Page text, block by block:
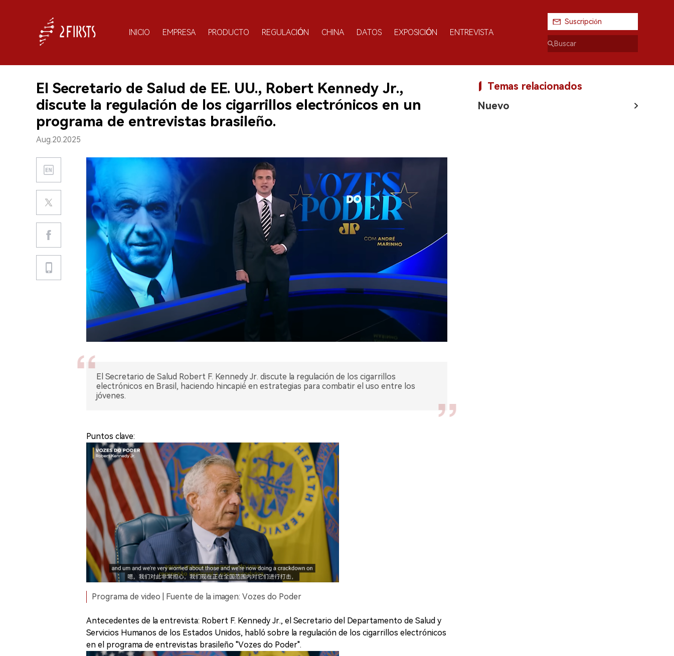
INICIO EMPRESA PRODUCTO REGULACIÓN CHINA DATOS EXPOSICIÓN ENTREVISTA
Suscripción
El Secretario de Salud de EE. UU., Robert Kennedy Jr.,
discute la regulación de los cigarrillos electrónicos en un
programa de entrevistas brasileño.
Aug.20.2025
El Secretario de Salud Robert F. Kennedy Jr. discute la regulación de los cigarrillos
electrónicos en Brasil, haciendo hincapié en estrategias para combatir el uso entre los
jóvenes.
Puntos clave:
Programa de video | Fuente de la imagen: Vozes do Poder
Antecedentes de la entrevista: Robert F. Kennedy Jr., el Secretario del Departamento de Salud y
Servicios Humanos de los Estados Unidos, habló sobre la regulación de los cigarrillos electrónicos
en el programa de entrevistas brasileño "Vozes do Poder".
Temas relacionados
Nuevo